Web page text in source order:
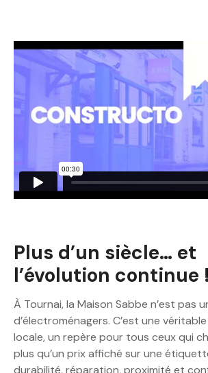
Plus d’un siècle… et
l’évolution continue !
À Tournai, la Maison Sabbe n’est pas
d’électroménagers. C’est une
locale, un repère pour tous ceux qui
plus qu’un prix affiché sur une
durabilité, réparation, proximité et